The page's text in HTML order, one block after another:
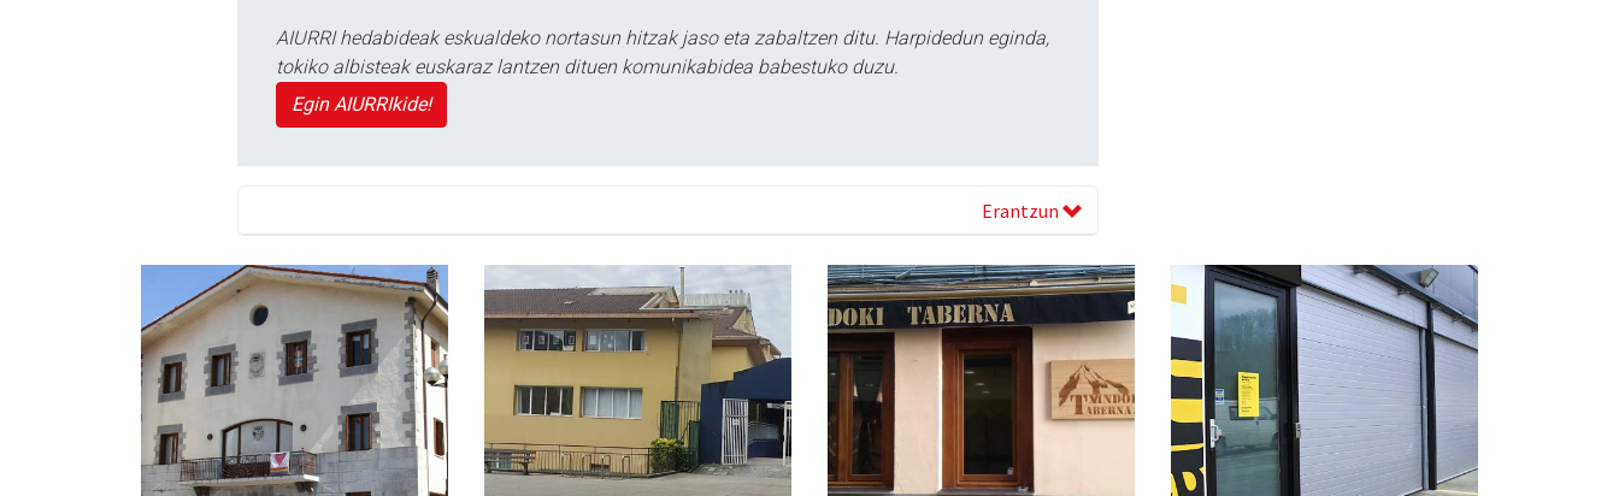
AIURRI hedabideak eskualdeko nortasun hitzak jaso eta zabaltzen ditu. Harpidedun eginda,
tokiko albisteak euskaraz lantzen dituen komunikabidea babestuko duzu.
Egin AIURRIkide!
Erantzun